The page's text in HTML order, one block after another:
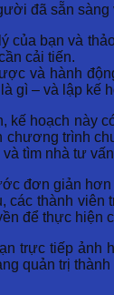
đã sẵn
của bạn và
cải tiến.
và hành
gì – và lập kế
kế hoạch này
trình
tìm nhà tư
đơn giản
các thành
để thực hiện
trực tiếp ảnh
quản trị